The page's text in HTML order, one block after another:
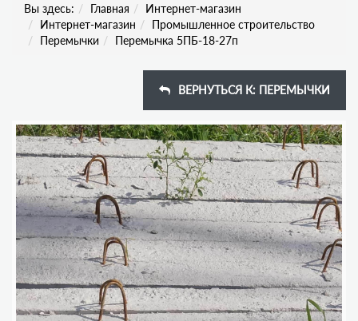
Вы здесь: Главная
Интернет-магазин
Интернет-магазин
Промышленное строительство
Перемычки
Перемычка 5ПБ-18-27п
ВЕРНУТЬСЯ К: ПЕРЕМЫЧКИ